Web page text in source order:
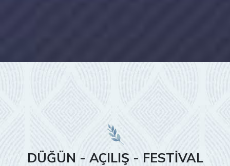
DÜĞÜN - AÇILIŞ - FESTIVAL